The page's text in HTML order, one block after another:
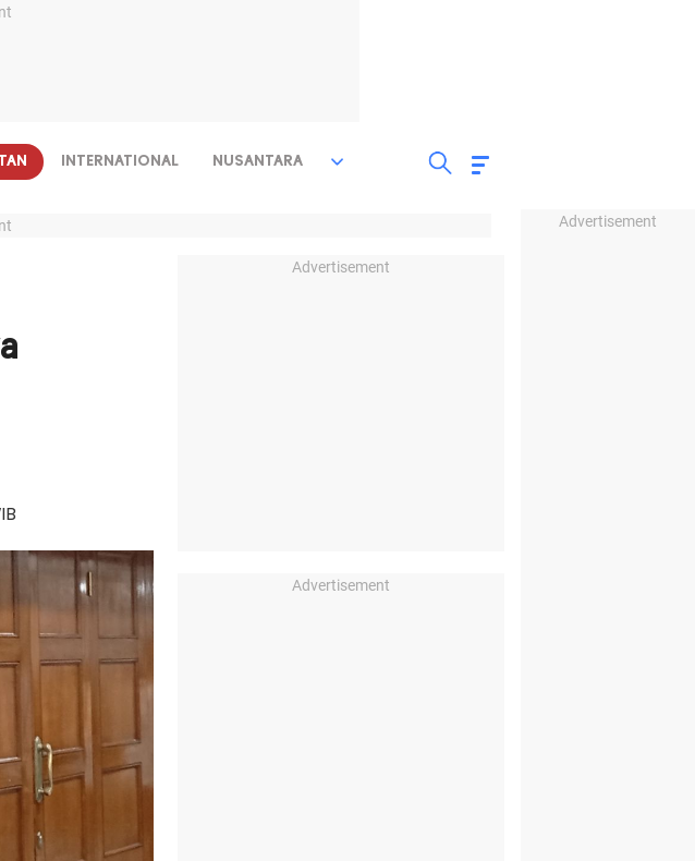
Advertisement
INTERNATIONAL NUSANTARA
Advertisement
Advertisement